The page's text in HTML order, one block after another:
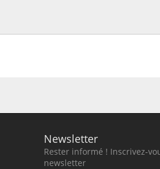
Newsletter
Rester informé ! Inscrivez-
newsletter